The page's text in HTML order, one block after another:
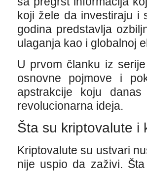
koji žele da investiraju i
godina predstavlja
ulaganja kao i globalnoj
U prvom članku iz
osnovne pojmove i
apstrakcije koju
revolucionarna ideja.
Šta su kriptovalute i
Kriptovalute su ustvari
nije uspio da zaživi.